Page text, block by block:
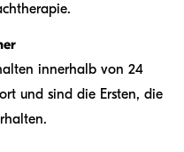
innerhalb von 24
und sind die Ersten, die